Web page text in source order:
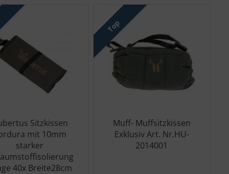
Sitzkissen
mit 10mm
starker
40x Breite28cm
Top
Muff- Muffsitzkissen
Exklusiv Art. Nr.HU-
2014001